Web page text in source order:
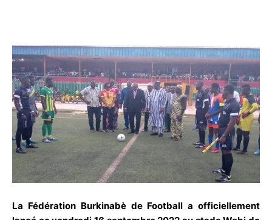
La Fédération Burkinabè de Football a officiellement